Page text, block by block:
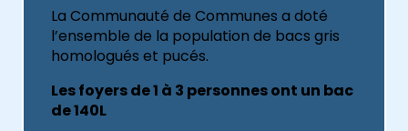
La Communauté de Communes a doté
l’ensemble de la population de bacs gris
homologués et pucés.
Les foyers de 1 à 3 personnes ont un bac
de 140L